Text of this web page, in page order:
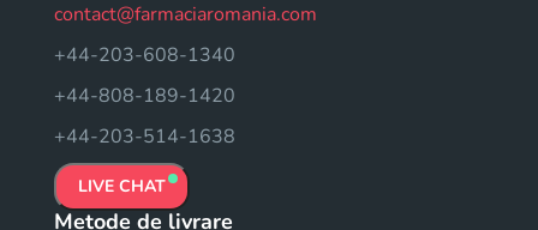
contact@farmaciaromania.com
+44-203-608-1340
+44-808-189-1420
+44-203-514-1638
LIVE CHAT
Metode de livrare